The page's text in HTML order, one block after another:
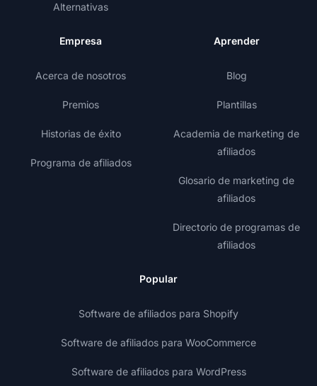
Alternativas
Empresa
Acerca de nosotros
Premios
Historias de éxito
Programa de afiliados
Aprender
Blog
Plantillas
Academia de marketing de
afiliados
Glosario de marketing de
afiliados
Directorio de programas de
afiliados
Popular
Software de afiliados para Shopify
Software de afiliados para WooCommerce
Software de afiliados para WordPress